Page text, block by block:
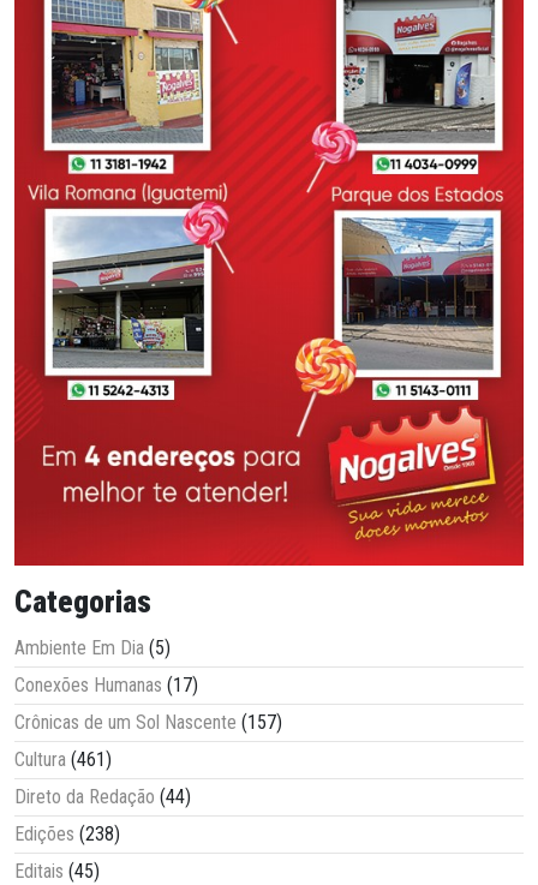
Categorias
Ambiente Em Dia (5)
Conexões Humanas (17)
Crônicas de um Sol Nascente (157)
Cultura (461)
Direto da Redação (44)
Edições (238)
Editais (45)